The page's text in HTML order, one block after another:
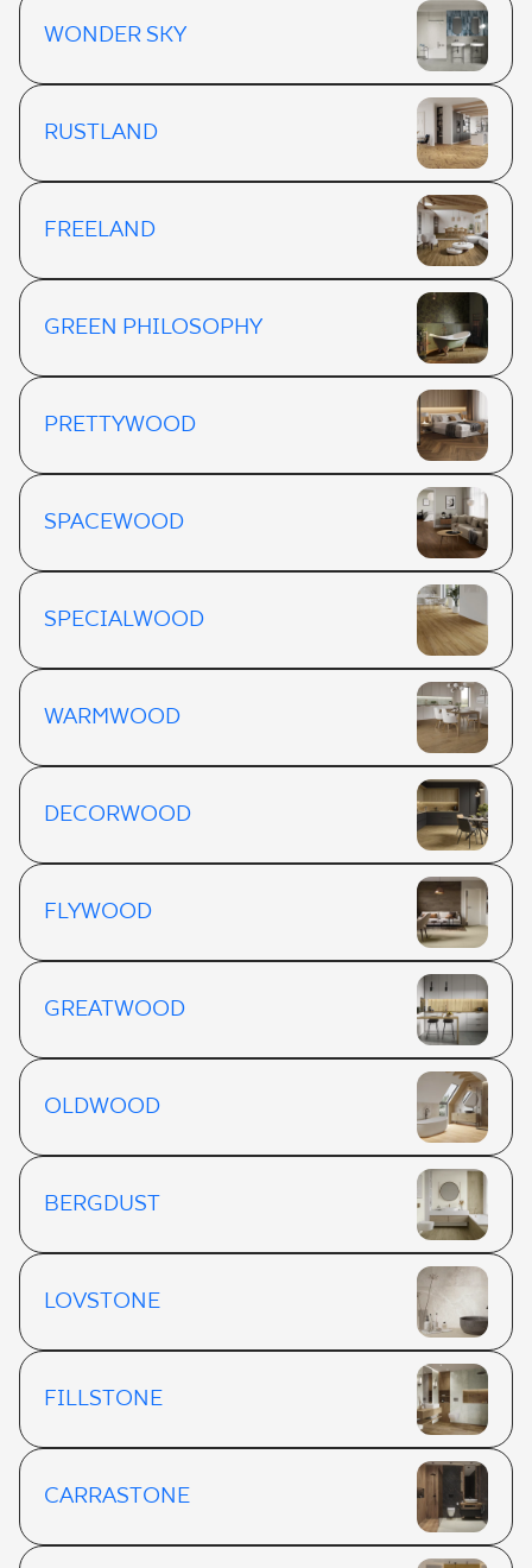
WONDER SKY
RUSTLAND
FREELAND
GREEN PHILOSOPHY
PRETTYWOOD
SPACEWOOD
SPECIALWOOD
WARMWOOD
DECORWOOD
FLYWOOD
GREATWOOD
OLDWOOD
BERGDUST
LOVSTONE
FILLSTONE
CARRASTONE